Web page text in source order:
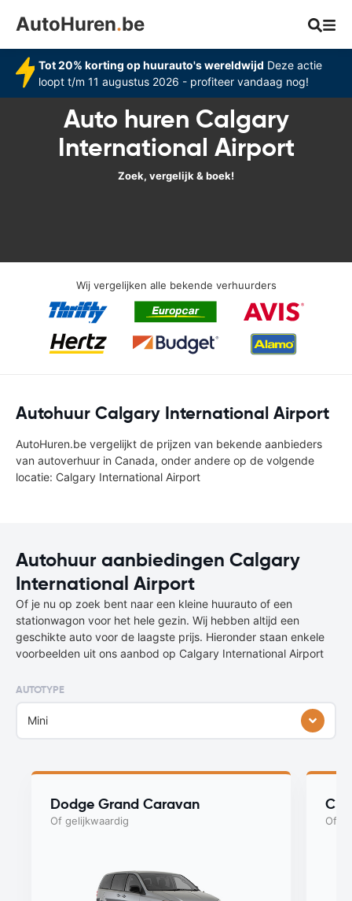
AutoHuren.be
Tot 20% korting op huurauto's wereldwijd Deze actie
loopt t/m 11 augustus 2026 - profiteer vandaag nog!
Auto huren Calgary
International Airport
Zoek, vergelijk & boek!
Wij vergelijken alle bekende verhuurders
Autohuur Calgary International Airport
AutoHuren.be vergelijkt de prijzen van bekende aanbieders
van autoverhuur in Canada, onder andere op de volgende
locatie: Calgary International Airport
Autohuur aanbiedingen Calgary
International Airport
Of je nu op zoek bent naar een kleine huurauto of een
stationwagon voor het hele gezin. Wij hebben altijd een
geschikte auto voor de laagste prijs. Hieronder staan enkele
voorbeelden uit ons aanbod op Calgary International Airport
AUTOTYPE
Mini
Dodge Grand Caravan
Of gelijkwaardig Of